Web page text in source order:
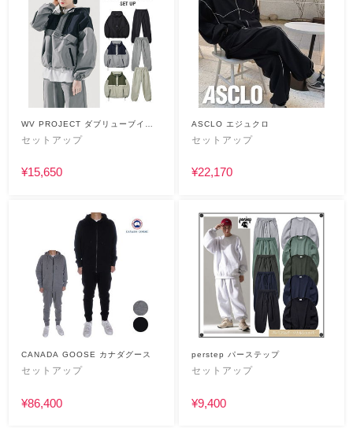
WV PROJECT ダブリューブイプ
ロジェクト
セットアップ
¥15,650
ASCLO エジュクロ
セットアップ
¥22,170
CANADA GOOSE カナダグース
セットアップ
¥86,400
perstep パーステップ
セットアップ
¥9,400